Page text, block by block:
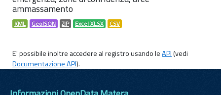
ammassamento
KML GeoJSON ZIP Excel XLSX CSV
E' possibile inoltre accedere al registro usando leAPI(vedi
Documentazione API).